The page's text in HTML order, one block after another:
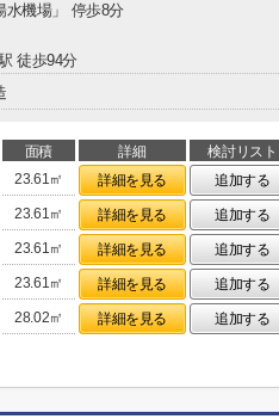
水機場」 停歩8分
徒歩94分
面積 詳細
検討リスト
23.61㎡ 詳細を見る
追加する
23.61㎡ 詳細を見る
追加する
23.61㎡ 詳細を見る
追加する
23.61㎡ 詳細を見る
追加する
28.02㎡ 詳細を見る 追加する